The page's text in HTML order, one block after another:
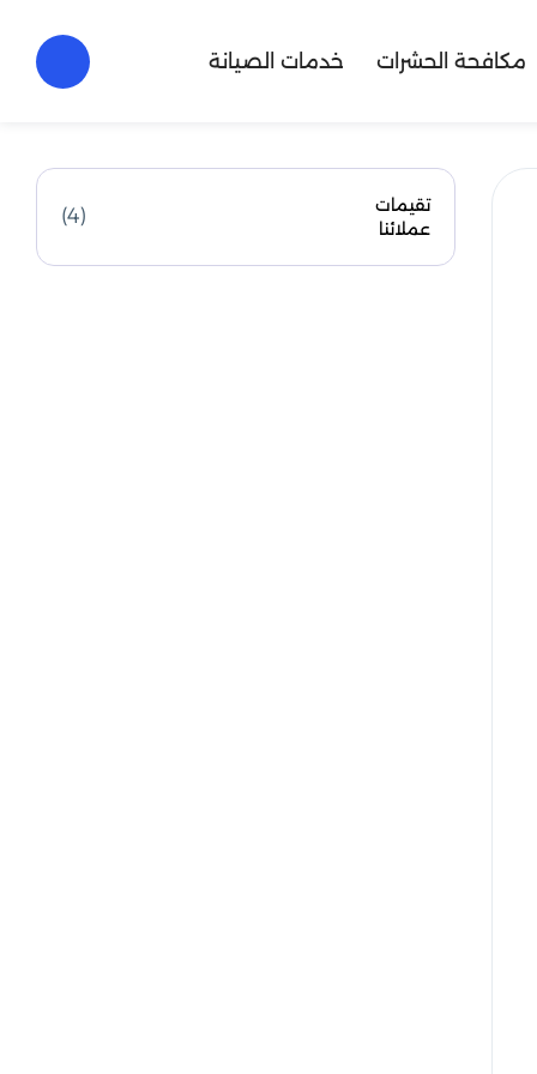
مكافحة الحشرات خدمات الصيانة
تقيمات
عملائنا
(4)